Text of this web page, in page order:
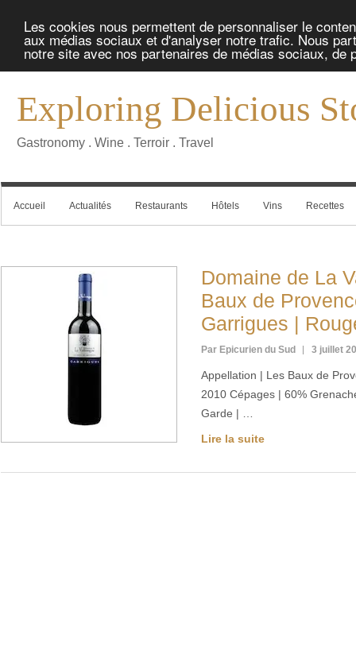
Les cookies nous permettent de personnaliser le
aux médias sociaux et d'analyser notre trafic. Nous
notre site avec nos partenaires de médias sociaux, de
Exploring Delicious
Gastronomy . Wine . Terroir . Travel
Accueil Actualités Restaurants Hôtels Vins Recettes
Domaine de La
Baux de
Garrigues |
Par Epicurien du Sud 3 juillet
Appellation | Les Baux de
2010 Cépages | 60%
Garde | …
Lire la suite